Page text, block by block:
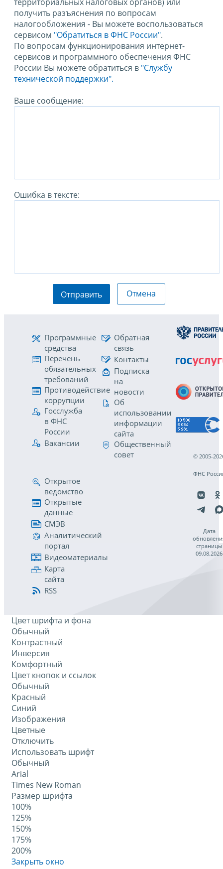
получить разъяснения по вопросам
налогообложения - Вы можете воспользоваться
сервисом "Обратиться в ФНС России".
По вопросам функционирования интернет-
сервисов и программного обеспечения ФНС
России Вы можете обратиться в "Службу
технической поддержки".
Ваше сообщение:
Ошибка в тексте:
Отправить Отмена
Программные
средства
Перечень
обязательных
требований
Противодействие
коррупции
Госслужба
в ФНС
России
Вакансии
Обратная
связь
Контакты
Подписка
на
новости
Об
использовании
информации
сайта
Общественный
совет
Открытое
ведомство
Открытые
данные
СМЭВ
Аналитический
портал
Видеоматериалы
Карта
сайта
RSS
© 2005-
ФНС
Дата
страницы
09.08.2026
Цвет шрифта и фона
Обычный
Контрастный
Инверсия
Комфортный
Цвет кнопок и ссылок
Обычный
Красный
Синий
Изображения
Цветные
Отключить
Использовать шрифт
Обычный
Arial
Times New Roman
Размер шрифта
100%
125%
150%
175%
200%
Закрыть окно